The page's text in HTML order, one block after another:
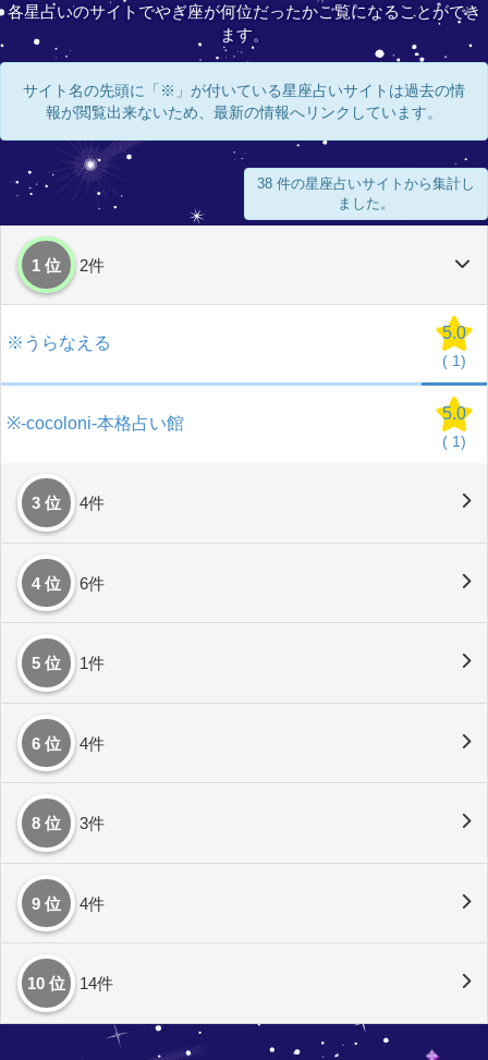
各星占いのサイトでやぎ座が何位だったかご覧になることができ
ます。
サイト名の先頭に「※」が付いている星座占いサイトは過去の情
報が閲覧出来ないため、最新の情報へリンクしています。
38 件の星座占いサイトから集計し
ました。
1 位 2件
※うらなえる
5.0
( 1)
※-cocoloni-本格占い館
5.0
( 1)
3 位 4件
4 位 6件
5 位 1件
6 位 4件
8 位 3件
9 位 4件
10 位 14件